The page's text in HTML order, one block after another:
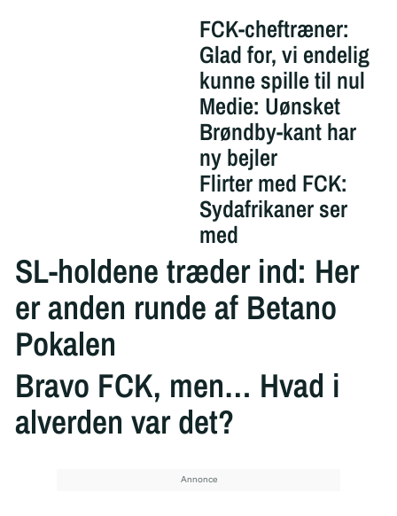
FCK-cheftræner:
Glad for, vi endelig
kunne spille til nul
Medie: Uønsket
Brøndby-kant har
ny bejler
Flirter med FCK:
Sydafrikaner ser
med
SL-holdene træder ind: Her
er anden runde af Betano
Pokalen
Bravo FCK, men… Hvad i
alverden var det?